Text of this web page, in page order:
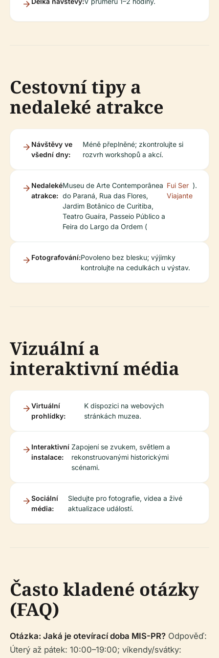
Cestovní tipy a
nedaleké atrakce
Návštěvy ve
všední dny:
Méně přeplněné; zkontrolujte si
rozvrh workshopů a akcí.
Nedaleké
atrakce:
Museu de Arte Contemporânea
do Paraná, Rua das Flores,
Jardim Botânico de Curitiba,
Teatro Guaíra, Passeio Público a
Feira do Largo da Ordem (
Fui Ser
Viajante
).
Fotografování:Povoleno bez blesku; výjimky
kontrolujte na cedulkách u výstav.
Vizuální a
interaktivní média
Virtuální
prohlídky:
K dispozici na webových
stránkách muzea.
Interaktivní
instalace:
Zapojení se zvukem, světlem a
rekonstruovanými historickými
scénami.
Sociální
média:
Sledujte pro fotografie, videa a živé
aktualizace událostí.
Často kladené otázky
(FAQ)
Otázka: Jaká je otevírací doba MIS-PR? Odpověď:
Úterý až pátek: 10:00–19:00; víkendy/svátky: